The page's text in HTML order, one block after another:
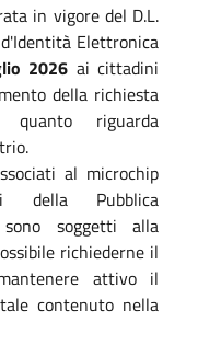
in vigore del D.L.
Elettronica
2026 ai cittadini
della richiesta
riguarda
al microchip
della Pubblica
soggetti alla
richiederne il
attivo il
contenuto nella